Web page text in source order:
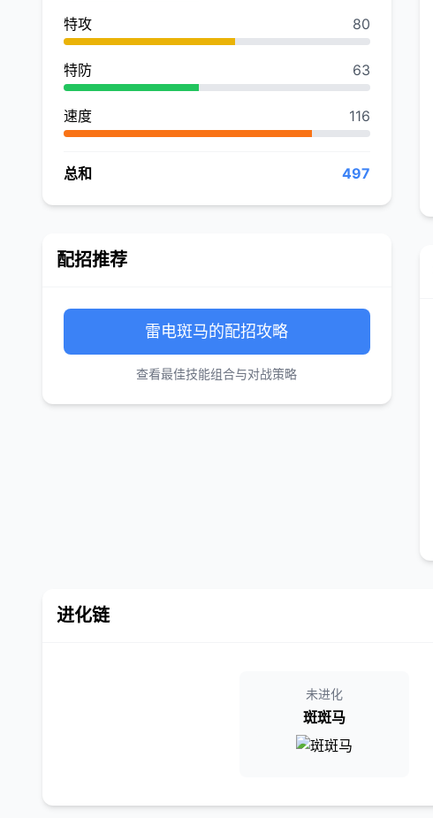
特攻 80
特防 63
速度 116
总和 497
配招推荐
雷电斑马的配招攻略
查看最佳技能组合与对战策略
进化链
未进化
斑斑马